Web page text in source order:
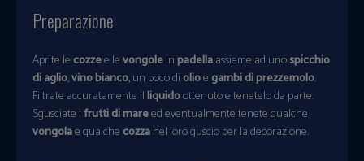
Preparazione
Aprite lecozzee levongoleinpadellaassieme ad unospicchio
di aglio,vino bianco, un poco diolioegambi di prezzemolo.
Filtrate accuratamente illiquidoottenuto e tenetelo da parte.
Sgusciate ifrutti di mareed eventualmente tenete qualche
vongolae qualchecozzanel loro guscio per la decorazione.